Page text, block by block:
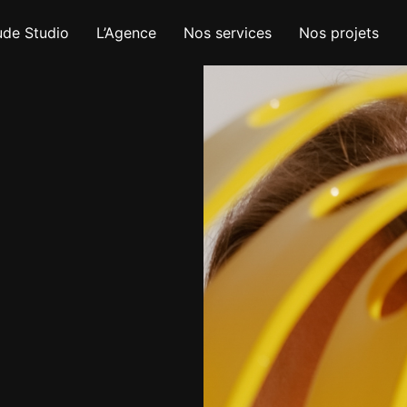
Studio L’Agence Nos services Nos projets